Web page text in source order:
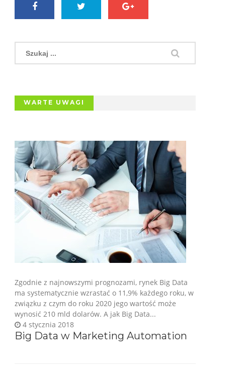
WARTE UWAGI
Big Data w Marketing Automation
4 stycznia 2018
Zgodnie z najnowszymi prognozami, rynek Big Data
ma systematycznie wzrastać o 11,9% każdego roku, w
związku z czym do roku 2020 jego wartość może
wynosić 210 mld dolarów. A jak Big Data...